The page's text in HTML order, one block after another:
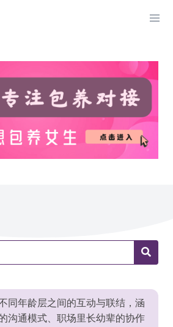
同年龄层之间的互动与联结，涵
沟通模式、职场里长幼辈的协作